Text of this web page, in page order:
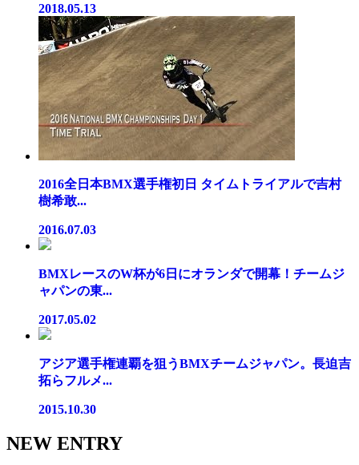
2018.05.13
2016全日本BMX選手権初日 タイムトライアルで吉村
樹希敢...
2016.07.03
BMXレースのW杯が6日にオランダで開幕！チームジ
ャパンの東...
2017.05.02
アジア選手権連覇を狙うBMXチームジャパン。長迫吉
拓らフルメ...
2015.10.30
NEW ENTRY